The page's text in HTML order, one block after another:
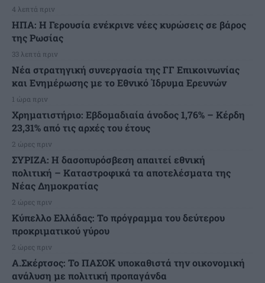
4 λεπτά πριν
ΗΠΑ: Η Γερουσία ενέκρινε νέες κυρώσεις σε βάρος
της Ρωσίας
33 λεπτά πριν
Νέα στρατηγική συνεργασία της ΓΓ Επικοινωνίας
και Ενημέρωσης με το Εθνικό Ίδρυμα Ερευνών
1 ώρα πριν
Χρηματιστήριο: Εβδομαδιαία άνοδος 1,76% – Κέρδη
23,31% από τις αρχές του έτους
2 ώρες πριν
ΣΥΡΙΖΑ: Η δασοπυρόσβεση απαιτεί εθνική
πολιτική – Καταστροφικά τα αποτελέσματα της
Νέας Δημοκρατίας
2 ώρες πριν
Κύπελλο Ελλάδας: Το πρόγραμμα του δεύτερου
προκριματικού γύρου
2 ώρες πριν
Α.Σκέρτσος: Το ΠΑΣΟΚ υποκαθιστά την οικονομική
ανάλυση με πολιτική προπαγάνδα